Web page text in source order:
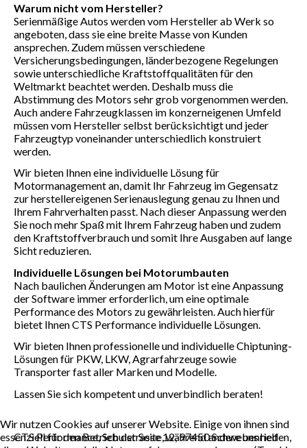
Warum nicht vom Hersteller?
Serienmäßige Autos werden vom Hersteller ab Werk so
angeboten, dass sie eine breite Masse von Kunden
ansprechen. Zudem müssen verschiedene
Versicherungsbedingungen, länderbezogene Regelungen
sowie unterschiedliche Kraftstoffqualitäten für den
Weltmarkt beachtet werden. Deshalb muss die
Abstimmung des Motors sehr grob vorgenommen werden.
Auch andere Fahrzeugklassen im konzerneigenen Umfeld
müssen vom Hersteller selbst berücksichtigt und jeder
Fahrzeugtyp voneinander unterschiedlich konstruiert
werden.
Wir bieten Ihnen eine individuelle Lösung für
Motormanagement an, damit Ihr Fahrzeug im Gegensatz
zur herstellereigenen Serienauslegung genau zu Ihnen und
Ihrem Fahrverhalten passt. Nach dieser Anpassung werden
Sie noch mehr Spaß mit Ihrem Fahrzeug haben und zudem
den Kraftstoffverbrauch und somit Ihre Ausgaben auf lange
Sicht reduzieren.
Individuelle Lösungen bei Motorumbauten
Nach baulichen Änderungen am Motor ist eine Anpassung
der Software immer erforderlich, um eine optimale
Performance des Motors zu gewährleisten. Auch hierfür
bietet Ihnen CTS Performance individuelle Lösungen.
Wir bieten Ihnen professionelle und individuelle Chiptuning-
Lösungen für PKW, LKW, Agrarfahrzeuge sowie
Transporter fast aller Marken und Modelle.
Lassen Sie sich kompetent und unverbindlich beraten!
CTS Performance, Schulstrasse 12, 97450 Schwebenried
Wir nutzen Cookies auf unserer Website. Einige von ihnen sind
essenziell für den Betrieb der Seite, während andere uns helfen,